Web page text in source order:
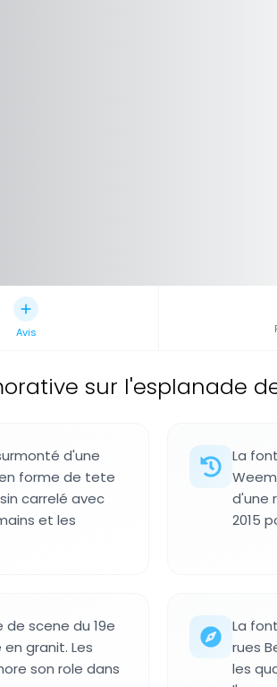
Avis
sur l'esplanade
d'une
forme de tete
carrelé avec
et les
La
d'une
2015
scene du 19e
granit. Les
son role dans
La
rues
les